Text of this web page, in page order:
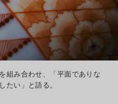
組み合わせ、「平面でありな
たい」と語る。